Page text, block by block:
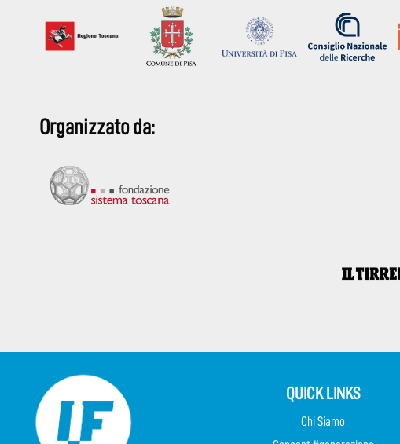
Organizzato da:
QUICK LINKS
Chi Siamo